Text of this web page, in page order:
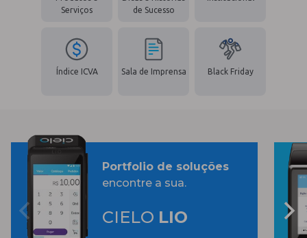
Serviços
de Sucesso
Índice ICVA Sala de Imprensa Black Friday
Portfolio de soluções
encontre a sua.
CIELO LIO